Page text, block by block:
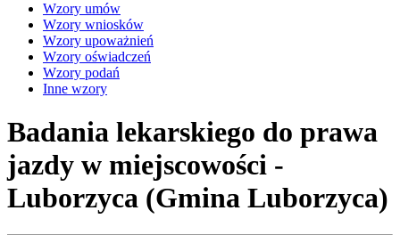
Wzory umów
Wzory wniosków
Wzory upoważnień
Wzory oświadczeń
Wzory podań
Inne wzory
Badania lekarskiego do prawa
jazdy w miejscowości -
Luborzyca (Gmina Luborzyca)